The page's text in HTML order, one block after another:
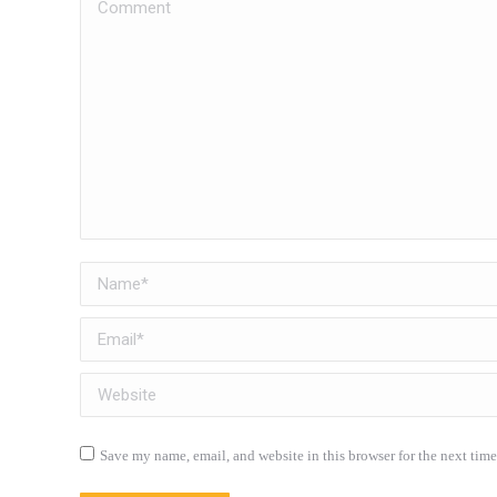
Name *
Email *
Website
Save my name, email, and website in this browser for the next